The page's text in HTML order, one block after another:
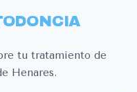
tu tratamiento de
Henares.